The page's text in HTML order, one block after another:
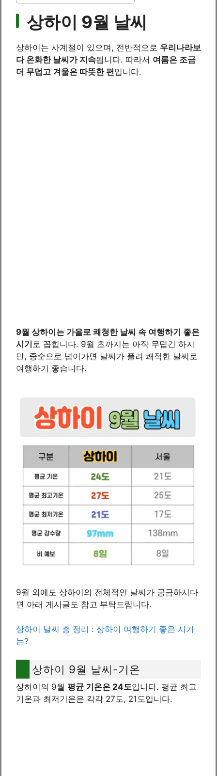
상하이 9월 날씨
상하이는 사계절이 있으며, 전반적으로 우리나라보
다 온화한 날씨가 지속됩니다. 따라서 여름은 조금
더 무덥고 겨울은 따뜻한 편입니다.
9월 상하이는 가을로 쾌청한 날씨 속 여행하기 좋은
시기 로 꼽힙니다. 9월 초까지는 아직 무덥긴 하지
만, 중순으로 넘어가면 날씨가 풀려 쾌적한 날씨로
여행하기 좋습니다.
9월 외에도 상하이의 전체적인 날씨가 궁금하시다
면 아래 게시글도 참고 부탁드립니다.
상하이 날씨 총 정리 : 상하이 여행하기 좋은 시기
는?
상하이 9월 날씨-기온
상하이의 9월 평균 기온은 24도입니다. 평균 최고
기온과 최저기온은 각각 27도, 21도입니다.